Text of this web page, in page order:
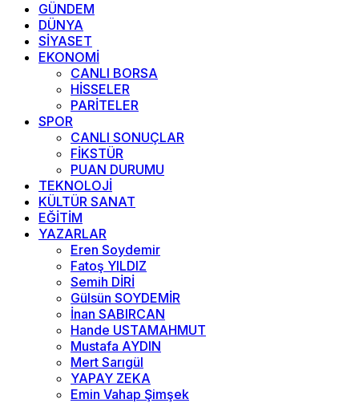
GÜNDEM
DÜNYA
SİYASET
EKONOMİ
CANLI BORSA
HİSSELER
PARİTELER
SPOR
CANLI SONUÇLAR
FİKSTÜR
PUAN DURUMU
TEKNOLOJİ
KÜLTÜR SANAT
EĞİTİM
YAZARLAR
Eren Soydemir
Fatoş YILDIZ
Semih DİRİ
Gülsün SOYDEMİR
İnan SABIRCAN
Hande USTAMAHMUT
Mustafa AYDIN
Mert Sarıgül
YAPAY ZEKA
Emin Vahap Şimşek